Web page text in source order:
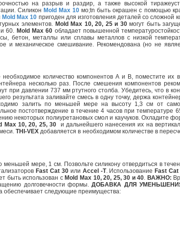
на разрыв и раздир, а также высокой
Силикон Mold Max 10 мо;tn быть окрашен с помощью
Mold Max 10 пригоден для изготовления деталей со сложной
элементов. Mold Max 10, 20, 25 и 30могут быть
60. Mold Max 60 обладает повышенной
бетон, металлы или сплавы металлов с низкой
и механическое смешивание. Рекомендована (но не
количество компонентов А и В, поместите их
несколько раз. После смешения компонентов
при давлении 737 мм ртутного столба. Убедитесь, что в
результата заливайте смесь в одну точку, держа
залить по меньшей мере на высоту 1,3 см от
постотверждение в течение 4 часов при температуре
некоторых полиуретановых смол и каучуков. Охладите
Max 10, 20, 25, 30и дальнейшего нанесения их на
THI-VEXдобавляется в необходимом количестве в
мере, 1 см. Позвольте силикону отвердиться в
Fast Cat 30или Accel -T. ИспользованиеFast Cat
быть использован сMold Max 10, 20, 25, 30 и 40 ВАЖНО:
долговечности формы.ДОБАВКА ДЛЯ
обеспечивает следующие преимущества: